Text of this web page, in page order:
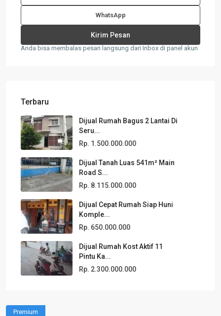
WhatsApp
Anda bisa membalas pesan langsung dari Inbox di panel akun
Terbaru
Dijual Rumah Bagus 2 Lantai Di
Seru...
Rp. 1.500.000.000
Dijual Tanah Luas 541m² Main
Road S...
Rp. 8.115.000.000
Dijual Cepat Rumah Siap Huni
Komple...
Rp. 650.000.000
Dijual Rumah Kost Aktif 11
Pintu Ka...
Rp. 2.300.000.000
Premium